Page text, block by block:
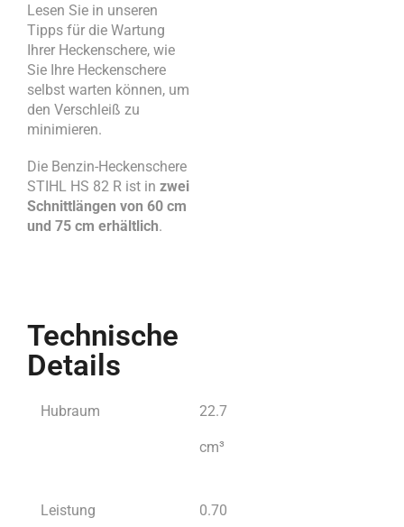
Lesen Sie in unseren
Tipps für die Wartung
Ihrer Heckenschere, wie
Sie Ihre Heckenschere
selbst warten können, um
den Verschleiß zu
minimieren.
Die Benzin-Heckenschere
STIHL HS 82 R ist in zwei
Schnittlängen von 60 cm
und 75 cm erhältlich.
Technische
Details
Hubraum 22.7
cm³
Leistung 0.70